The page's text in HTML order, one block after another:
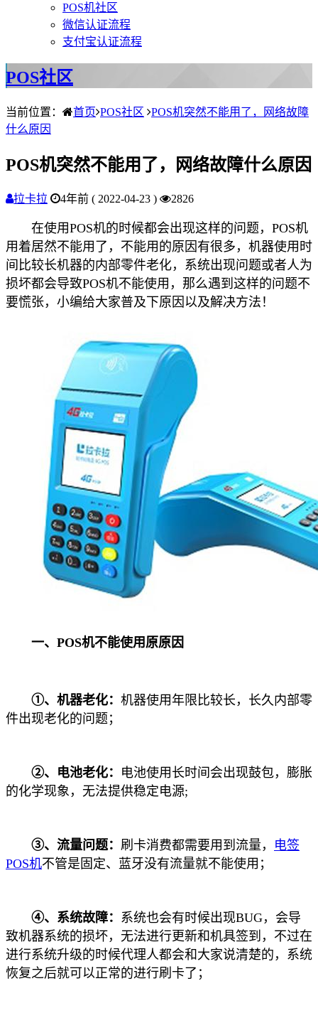
POS机社区
微信认证流程
支付宝认证流程
POS社区
当前位置： 首页 POS社区
POS机突然不能用了，网络故障
什么原因
POS机突然不能用了，网络故障什么原因
拉卡拉 4年前 ( 2022-04-23 ) 2826
在使用POS机的时候都会出现这样的问题，POS机
用着居然不能用了，不能用的原因有很多，机器使用时
间比较长机器的内部零件老化，系统出现问题或者人为
损坏都会导致POS机不能使用，那么遇到这样的问题不
要慌张，小编给大家普及下原因以及解决方法！
一、POS机不能使用原原因
①、机器老化： 机器使用年限比较长，长久内部零
件出现老化的问题；
②、电池老化： 电池使用长时间会出现鼓包，膨胀
的化学现象，无法提供稳定电源;
③、流量问题： 刷卡消费都需要用到流量， 电签
POS机不管是固定、蓝牙没有流量就不能使用；
④、系统故障： 系统也会有时候出现BUG，会导
致机器系统的损坏，无法进行更新和机具签到，不过在
进行系统升级的时候代理人都会和大家说清楚的，系统
恢复之后就可以正常的进行刷卡了；